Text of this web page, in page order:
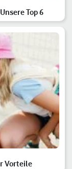
Top 6
Vorteile